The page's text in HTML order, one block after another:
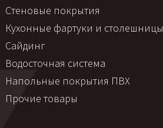
Стеновые покрытия
Кухонные фартуки и столешницы
Сайдинг
Водосточная система
Напольные покрытия ПВХ
Прочие товары